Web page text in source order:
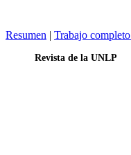
Resumen | Trabajo completo
Revista de la UNLP